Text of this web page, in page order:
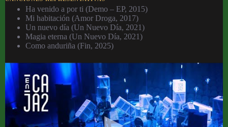
Ha venido a por ti (Demo – EP, 2015)
Mi habitación (Amor Droga, 2017)
Un nuevo día (Un Nuevo Día, 2021)
Magia eterna (Un Nuevo Día, 2021)
Como anduriña (Fin, 2025)